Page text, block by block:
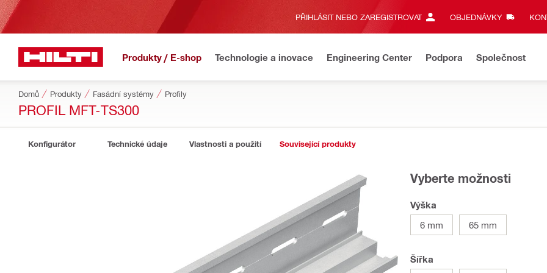
PŘIHLÁSIT NEBO ZAREGISTROVAT OBJEDNÁVKY
Produkty / E-shop Technologie a inovace Engineering Center Podpora Společnost
Domů Produkty Fasádní systémy Profily
PROFIL MFT-TS300
Konfigurátor Technické údaje Vlastnosti a použití Související produkty
Vyberte možnosti
Výška
6 mm
65 mm
Šířka